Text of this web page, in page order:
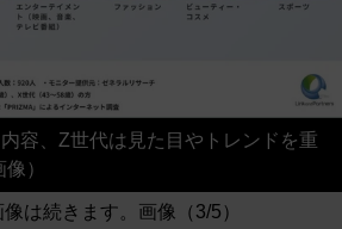
容、Z世代は見た目やトレンドを重
）
は続きます。画像（3/5）